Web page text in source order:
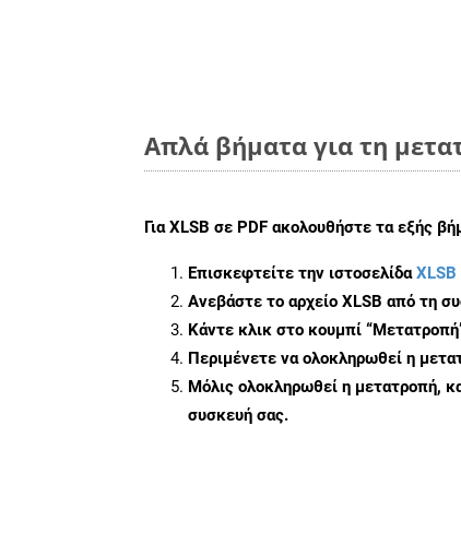
Απλά βήματα για τη
ΓιαXLSB σε PDF ακολουθήστε τα εξής
Επισκεφτείτε την ιστοσελίδαXLSB
Ανεβάστε το αρχείο XLSB από τη
Κάντε κλικ στο κουμπί
Περιμένετε να ολοκληρωθεί η
Μόλις ολοκληρωθεί η μετατροπή,
συσκευή σας.